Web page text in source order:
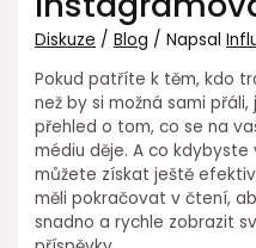
Diskuze /Blog / Napsal
Pokud patříte k těm, kdo
než by si možná sami
přehled o tom, co se na
médiu děje. A co
můžete získat ještě
měli pokračovat v čtení,
snadno a rychle zobrazit